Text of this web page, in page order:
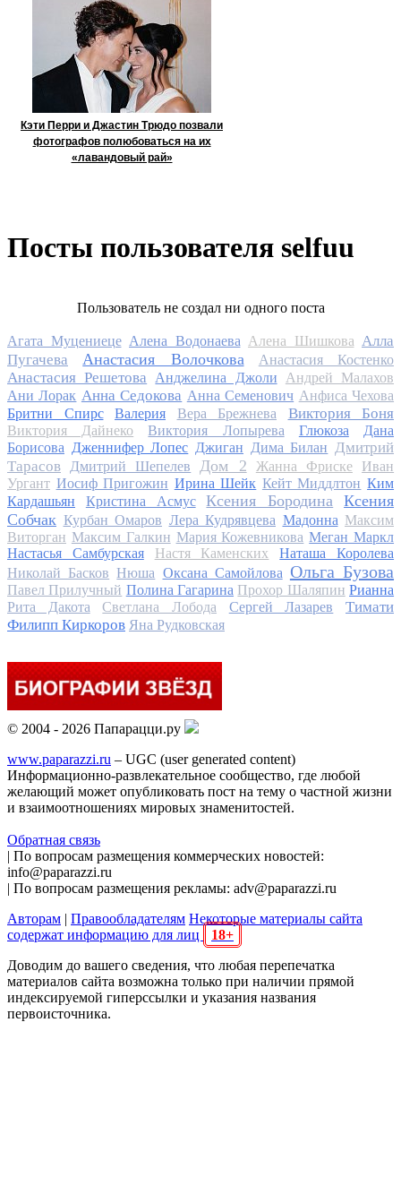
Кэти Перри и Джастин Трюдо позвали
фотографов полюбоваться на их
«лавандовый рай»
Посты пользователя selfuu
Пользователь не создал ни одного поста
Агата Муцениеце Алена Водонаева Алена Шишкова Алла
Пугачева
Анастасия Волочкова Анастасия Костенко
Анастасия Решетова Анджелина Джоли
Андрей Малахов
Ани Лорак Анна Седокова Анна Семенович Анфиса Чехова
Бритни Спирс
Валерия Вера Брежнева Виктория Боня
Виктория Дайнеко Виктория Лопырева Глюкоза
Дана
Борисова Дженнифер Лопес Джиган Дима Билан Дмитрий
Тарасов
Дмитрий Шепелев Дом 2 Жанна Фриске
Иван
Ургант Иосиф Пригожин Ирина Шейк Кейт Миддлтон Ким
Кардашьян
Кристина Асмус Ксения Бородина
Ксения
Собчак Курбан Омаров Лера Кудрявцева Мадонна Максим
Виторган Максим Галкин Мария Кожевникова Меган Маркл
Настасья Самбурская
Настя Каменских
Наташа Королева
Николай Басков Нюша Оксана Самойлова Ольга Бузова
Павел Прилучный Полина Гагарина Прохор Шаляпин Рианна
Рита Дакота
Светлана Лобода Сергей Лазарев
Тимати
Филипп Киркоров Яна Рудковская
© 2004 - 2026 Папарацци.ру
www.paparazzi.ru – UGC (user generated content)
Информационно-развлекательное сообщество, где любой
желающий может опубликовать пост на тему о частной жизни
и взаимоотношениях мировых знаменитостей.
Обратная связь
| По вопросам размещения коммерческих новостей:
info@paparazzi.ru
| По вопросам размещения рекламы: adv@paparazzi.ru
Авторам | Правообладателям Некоторые материалы сайта
содержат информацию для лиц
18+
Доводим до вашего сведения, что любая перепечатка
материалов сайта возможна только при наличии прямой
индексируемой гиперссылки и указания названия
первоисточника.